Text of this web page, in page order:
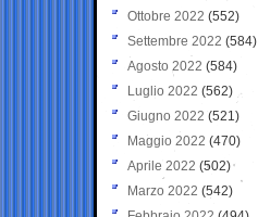
Ottobre 2022 (552)
Settembre 2022 (584)
Agosto 2022 (584)
Luglio 2022 (562)
Giugno 2022 (521)
Maggio 2022 (470)
Aprile 2022 (502)
Marzo 2022 (542)